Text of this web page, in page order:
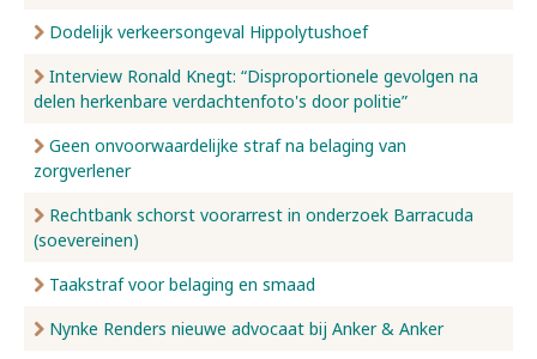
Dodelijk verkeersongeval Hippolytushoef
Interview Ronald Knegt: “Disproportionele gevolgen na
delen herkenbare verdachtenfoto's door politie”
Geen onvoorwaardelijke straf na belaging van
zorgverlener
Rechtbank schorst voorarrest in onderzoek Barracuda
(soevereinen)
Taakstraf voor belaging en smaad
Nynke Renders nieuwe advocaat bij Anker & Anker